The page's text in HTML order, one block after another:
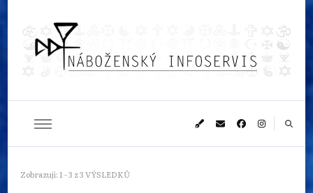
Náboženský
infoservis
Zobrazuji: 1 - 3 z 3 VÝSLEDKŮ